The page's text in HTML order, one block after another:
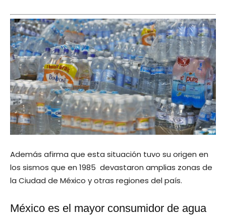
Además afirma que esta situación tuvo su origen en
los sismos que en 1985 devastaron amplias zonas de
la Ciudad de México y otras regiones del país.
México es el mayor consumidor de agua